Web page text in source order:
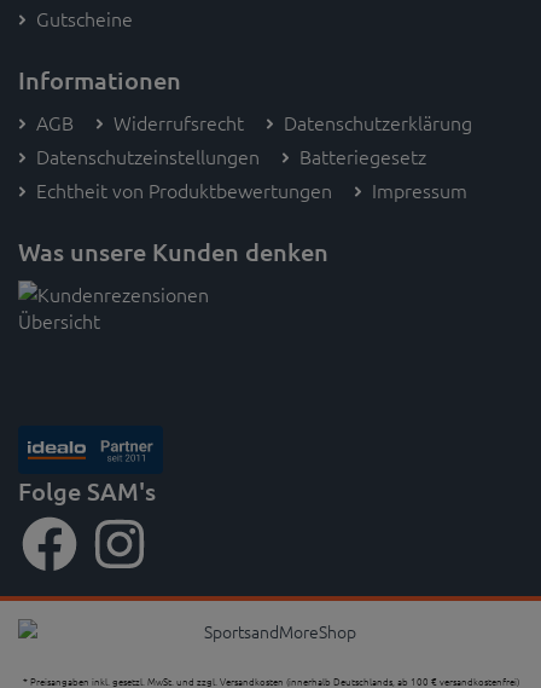
Gutscheine
Informationen
AGB Widerrufsrecht
Datenschutzerklärung
Datenschutzeinstellungen
Batteriegesetz
Echtheit von Produktbewertungen
Impressum
Was unsere Kunden denken
Folge SAM's
* Preisangaben inkl. gesetzl. MwSt. und zzgl. Versandkosten (innerhalb Deutschlands, ab 100 € versandkostenfrei)